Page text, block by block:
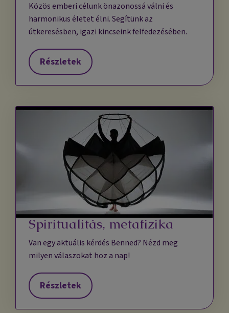
Közös emberi célunk önazonossá válni és
harmonikus életet élni. Segítünk az
útkeresésben, igazi kincseink felfedezésében.
Részletek
Spiritualitás, metafizika
Van egy aktuális kérdés Benned? Nézd meg
milyen válaszokat hoz a nap!
Részletek